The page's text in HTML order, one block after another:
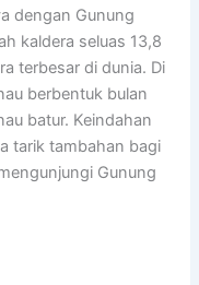
dengan Gunung
kaldera seluas 13,8
terbesar di dunia. Di
berbentuk bulan
batur. Keindahan
tarik tambahan bagi
Gunung